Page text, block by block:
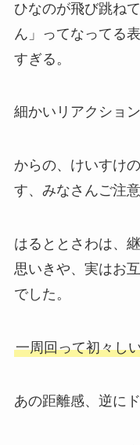
ひなのが飛び跳ね
ん」ってなってる
すぎる。
細かいリアクショ
からの、けいすけ
す、みなさんご注
はるととさわは、
思いきや、実はお
でした。
一周回って初々し
あの距離感、逆に